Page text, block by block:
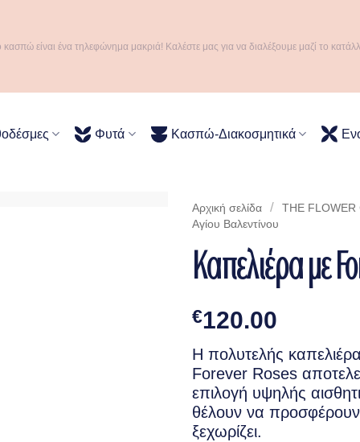
κασπώ είναι ένα τηλεφώνημα μακριά! Καλέστε μας για να διαλέξουμε μαζί το
Φυτά Κασπώ-Διακοσμητικά
Αρχική σελίδα /
THE FLOWER
Αγίου Βαλεντίνου
Καπελιέρα με
€120.00
Η πολυτελής
Forever Roses
επιλογή υψηλής
θέλουν να
ξεχωρίζει.